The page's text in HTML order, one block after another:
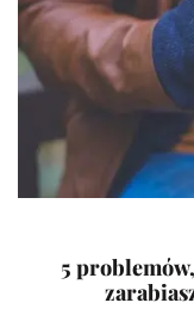
5